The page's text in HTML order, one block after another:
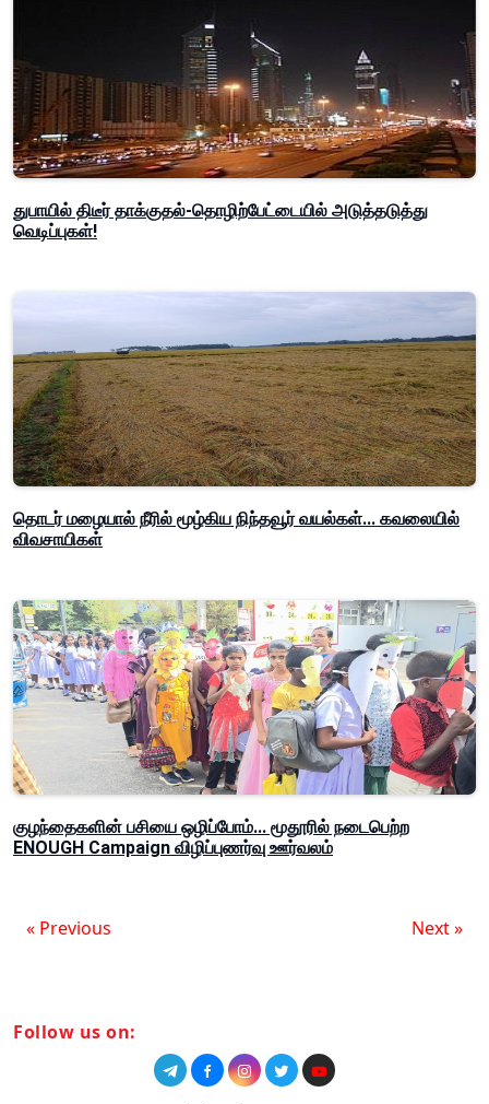
துபாயில் திடீர் தாக்குதல்-தொழிற்பேட்டையில் அடுத்தடுத்து
வெடிப்புகள்!
தொடர் மழையால் நீரில் மூழ்கிய நிந்தவூர் வயல்கள்... கவலையில்
விவசாயிகள்
குழந்தைகளின் பசியை ஒழிப்போம்... மூதூரில் நடைபெற்ற
ENOUGH Campaign விழிப்புணர்வு ஊர்வலம்
« Previous Next »
Follow us on: